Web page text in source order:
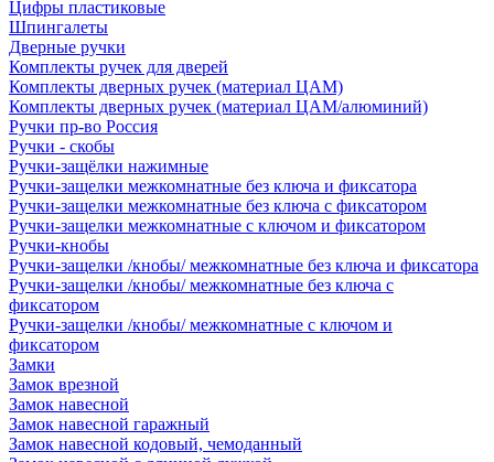
Цифры пластиковые
Шпингалеты
Дверные ручки
Комплекты ручек для дверей
Комплекты дверных ручек (материал ЦАМ)
Комплекты дверных ручек (материал ЦАМ/алюминий)
Ручки пр-во Россия
Ручки - скобы
Ручки-защёлки нажимные
Ручки-защелки межкомнатные без ключа и фиксатора
Ручки-защелки межкомнатные без ключа с фиксатором
Ручки-защелки межкомнатные с ключом и фиксатором
Ручки-кнобы
Ручки-защелки /кнобы/ межкомнатные без ключа и фиксатора
Ручки-защелки /кнобы/ межкомнатные без ключа с
фиксатором
Ручки-защелки /кнобы/ межкомнатные с ключом и
фиксатором
Замки
Замок врезной
Замок навесной
Замок навесной гаражный
Замок навесной кодовый, чемоданный